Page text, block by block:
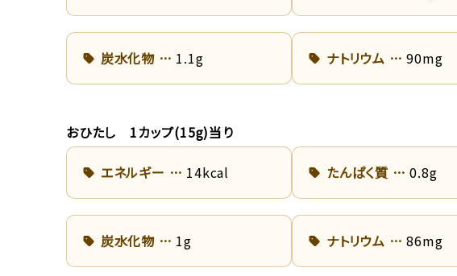
炭水化物 1.1g ナトリウム 90mg
おひたし 1カップ(15g)当り
エネルギー 14kcal たんぱく質 0.8g
炭水化物 1g ナトリウム 86mg